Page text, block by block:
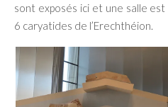
sont exposés ici et une salle
6 caryatides de l’Erechthéion.